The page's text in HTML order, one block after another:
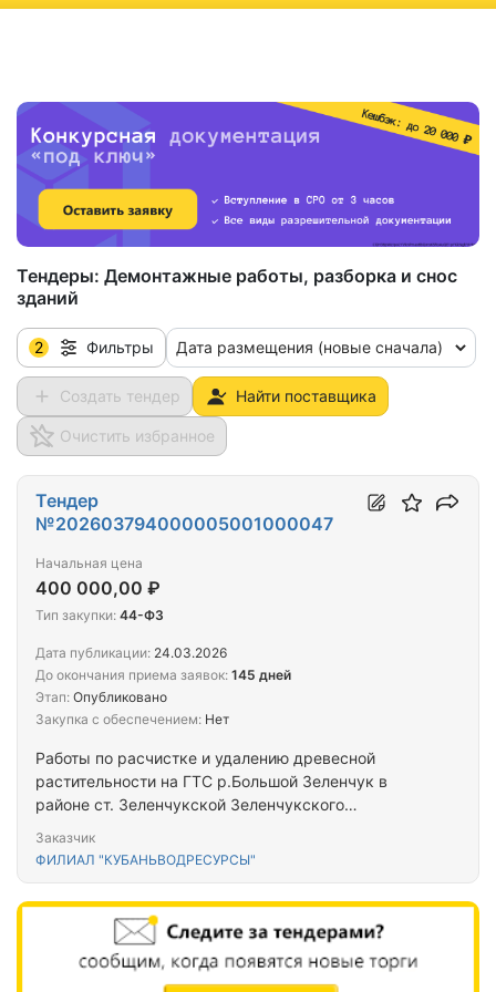
Тендеры: Демонтажные работы, разборка и снос
зданий
2 Фильтры Дата размещения (новые сначала)
Создать тендер Найти поставщика
Очистить избранное
Работы по расчистке и удалению древесной
растительности на ГТС р.Большой Зеленчук в
районе ст. Зеленчукской Зеленчукского
Заказчик
ФИЛИАЛ "КУБАНЬВОДРЕСУРСЫ"
Тендер
№202603794000005001000047
Начальная цена
400 000,00 ₽
Тип закупки: 44-ФЗ
Дата публикации: 24.03.2026
До окончания приема заявок: 145 дней
Этап: Опубликовано
Закупка с обеспечением: Нет